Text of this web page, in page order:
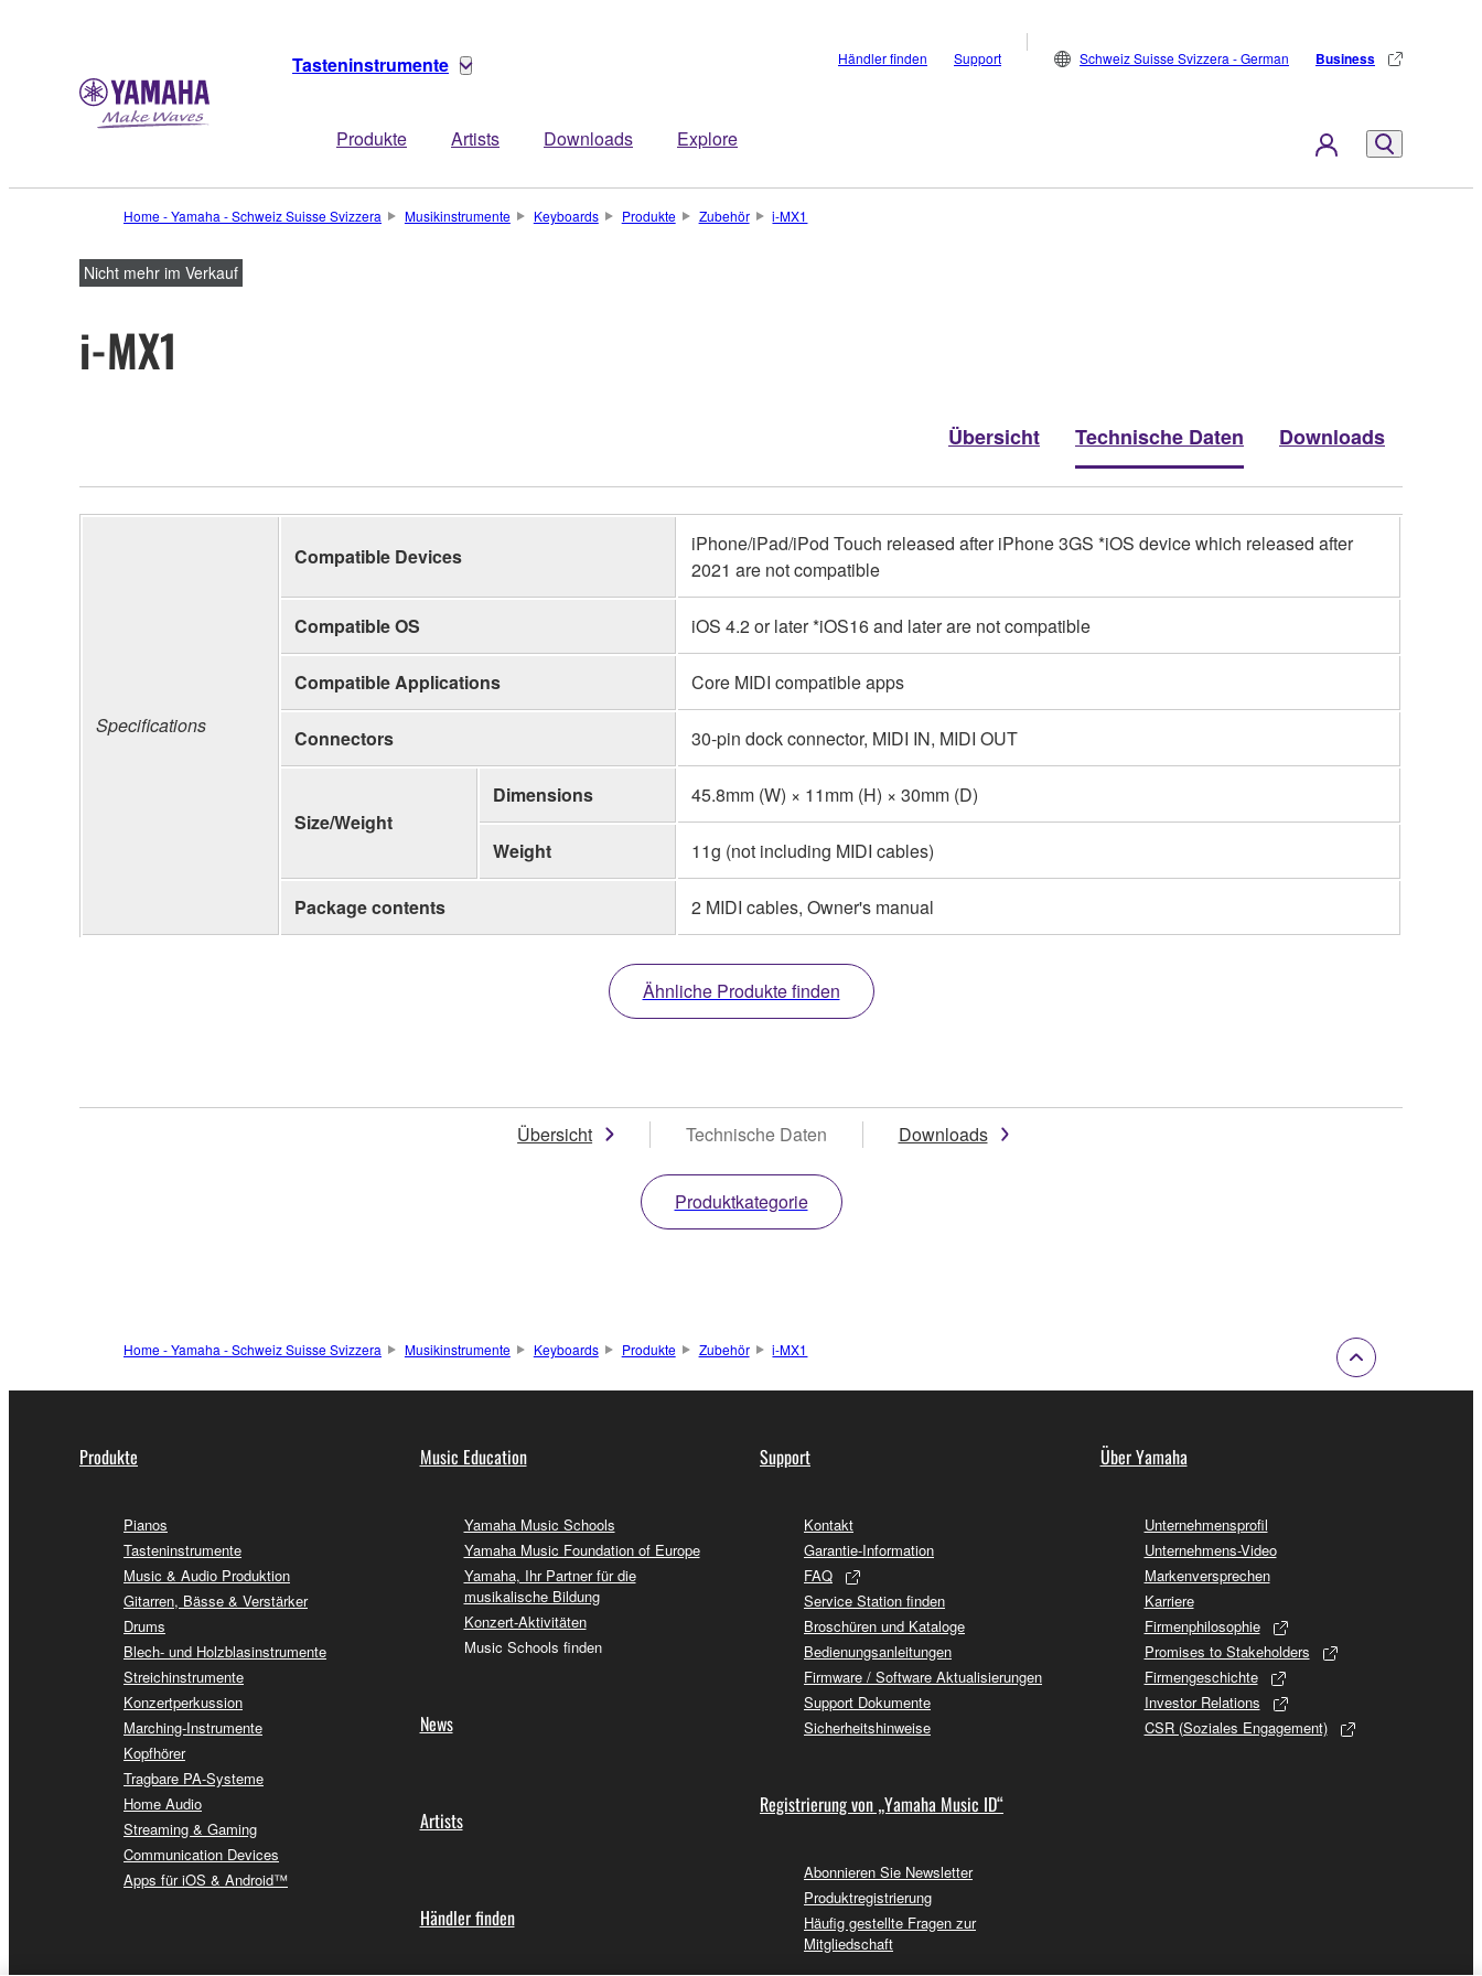
Tasteninstrumente
Produkte Artists Downloads Explore
Händler finden Support Schweiz Suisse Svizzera - German Business
Home - Yamaha - Schweiz Suisse Svizzera Musikinstrumente Keyboards Produkte Zubehör i-MX1
Nicht mehr im Verkauf
i-MX1
Übersicht Technische Daten Downloads
Specifications
Compatible Devices
iPhone/iPad/iPod Touch released after iPhone 3GS *iOS device which released after
2021 are not compatible
Compatible OS iOS 4.2 or later *iOS16 and later are not compatible
Compatible Applications Core MIDI compatible apps
Connectors 30-pin dock connector, MIDI IN, MIDI OUT
Size/Weight
Dimensions 45.8mm (W) × 11mm (H) × 30mm (D)
Weight 11g (not including MIDI cables)
Package contents 2 MIDI cables, Owner's manual
Ähnliche Produkte finden
Übersicht Technische Daten Downloads
Produktkategorie
Home - Yamaha - Schweiz Suisse Svizzera Musikinstrumente Keyboards Produkte Zubehör i-MX1
Produkte
Pianos
Tasteninstrumente
Music & Audio Produktion
Gitarren, Bässe & Verstärker
Drums
Blech- und Holzblasinstrumente
Streichinstrumente
Konzertperkussion
Marching-Instrumente
Kopfhörer
Tragbare PA-Systeme
Home Audio
Streaming & Gaming
Communication Devices
Apps für iOS & Android™
Music Education
Yamaha Music Schools
Yamaha Music Foundation of Europe
Yamaha, Ihr Partner für die
musikalische Bildung
Konzert-Aktivitäten
Music Schools finden
News
Artists
Händler finden
Support
Kontakt
Garantie-Information
FAQ
Service Station finden
Broschüren und Kataloge
Bedienungsanleitungen
Firmware / Software Aktualisierungen
Support Dokumente
Sicherheitshinweise
Registrierung von „Yamaha Music ID“
Abonnieren Sie Newsletter
Produktregistrierung
Häufig gestellte Fragen zur
Mitgliedschaft
Über Yamaha
Unternehmensprofil
Unternehmens-Video
Markenversprechen
Karriere
Firmenphilosophie
Promises to Stakeholders
Firmengeschichte
Investor Relations
CSR (Soziales Engagement)